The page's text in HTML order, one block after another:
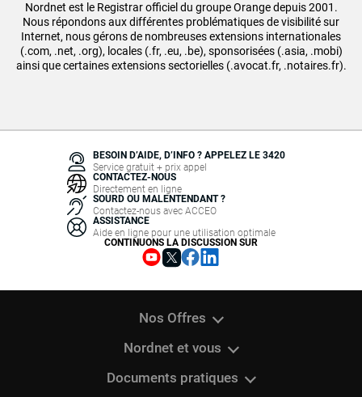
Nordnet est le Registrar officiel du groupe Orange depuis 2001.
Nous répondons aux différentes problématiques de visibilité sur
Internet, nous gérons de nombreuses extensions internationales
(.com, .net, .org), locales (.fr, .eu, .be), sponsorisées (.asia, .mobi)
ainsi que certaines extensions sectorielles (.avocat.fr, .notaires.fr).